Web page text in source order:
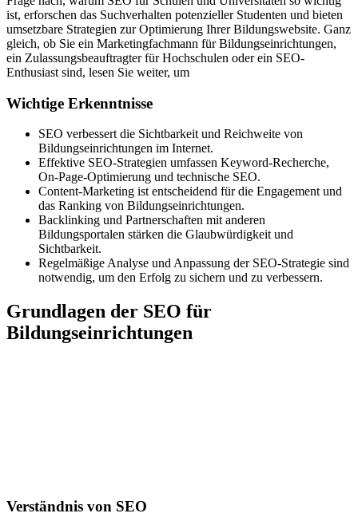
ist, erforschen das Suchverhalten potenzieller Studenten und bieten
umsetzbare Strategien zur Optimierung Ihrer Bildungswebsite. Ganz
gleich, ob Sie ein Marketingfachmann für Bildungseinrichtungen,
ein Zulassungsbeauftragter für Hochschulen oder ein SEO-
Enthusiast sind, lesen Sie weiter, um
Wichtige Erkenntnisse
SEO verbessert die Sichtbarkeit und Reichweite von
Bildungseinrichtungen im Internet.
Effektive SEO-Strategien umfassen Keyword-Recherche,
On-Page-Optimierung und technische SEO.
Content-Marketing ist entscheidend für die Engagement und
das Ranking von Bildungseinrichtungen.
Backlinking und Partnerschaften mit anderen
Bildungsportalen stärken die Glaubwürdigkeit und
Sichtbarkeit.
Regelmäßige Analyse und Anpassung der SEO-Strategie sind
notwendig, um den Erfolg zu sichern und zu verbessern.
Grundlagen der SEO für
Bildungseinrichtungen
Verständnis von SEO